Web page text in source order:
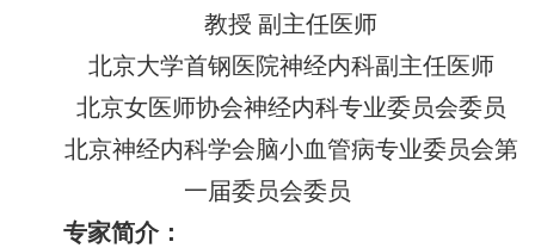
教授 副主任医师
北京大学首钢医院神经内科副主任医师
北京女医师协会神经内科专业委员会委员
北京神经内科学会脑小血管病专业委员会第
一届委员会委员
专家简介：